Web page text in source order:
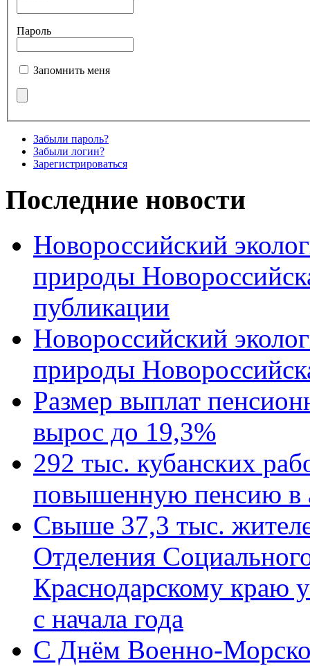
Пароль
Запомнить меня
Забыли пароль?
Забыли логин?
Зарегистрироваться
Последние новости
Новороссийский
природы
публикации
Новороссийский
природы
Размер выплат
вырос до 19,3%
292 тыс. кубанских
повышенную пенсию в
Свыше 37,3 тыс.
Отделения
Краснодарскому краю
с начала года
C Днём Военно-